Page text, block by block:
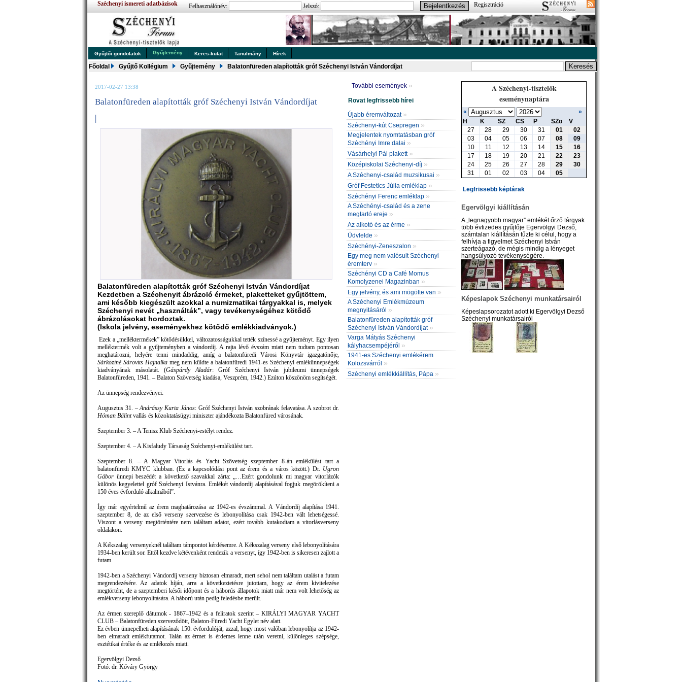
Széchenyi ismereti adatbázisok Felhasználónév: Jelszó: Regisztráció
Gyűjtői gondolatok Gyűjtemény Keres-kutat Tanulmány Hírek
Főoldal Gyűjtő Kollégium Gyűjtemény Balatonfüreden alapították gróf Széchenyi István Vándordíjat
2017-02-27 13:38
Balatonfüreden alapították gróf Széchenyi István Vándordíjat
|
Balatonfüreden alapították gróf Széchenyi István Vándordíjat
Kezdetben a Széchenyit ábrázoló érmeket, plaketteket gyűjtöttem,
ami később kiegészült azokkal a numizmatikai tárgyakkal is, melyek
Széchenyi nevét „használták”, vagy tevékenységéhez kötődő
ábrázolásokat hordoztak.
(Iskola jelvény, eseményekhez kötődő emlékkiadványok.)
Ezek a „melléktermékek” kötődésükkel, változatosságukkal tették színessé a gyűjteményt. Egy ilyen
melléktermék volt a gyűjteményben a vándordíj. A rajta lévő évszám miatt nem tudtam pontosan
meghatározni, helyére tenni mindaddig, amíg a balatonfüredi Városi Könyvtár igazgatónője,
Sárköziné Sárovits Hajnalka meg nem küldte a balatonfüredi 1941-es Széchenyi emlékünnepségek
kiadványának másolatát. (Gáspárdy Aladár: Gróf Széchenyi István jubileumi ünnepségek
Balatonfüreden, 1941. – Balaton Szövetség kiadása, Veszprém, 1942.) Ezúton köszönöm segítségét.
Az ünnepség rendezvényei:
Augusztus 31. –Andrássy Kurta János: Gróf Széchenyi István szobrának felavatása. A szobrot dr.
Hóman Bálintvallás és közoktatásügyi miniszter ajándékozta Balatonfüred városának.
Szeptember 3. – A Tenisz Klub Széchenyi-estélyt rendez.
Szeptember 4. – A Kisfaludy Társaság Széchenyi-emlékülést tart.
Szeptember 8. – A Magyar Vitorlás és Yacht Szövetség szeptember 8-án emlékülést tart a
balatonfüredi KMYC klubban. (Ez a kapcsolódási pont az érem és a város között.) Dr. Ugron
Gábor ünnepi beszédét a következő szavakkal zárta: „…Ezért gondolunk mi magyar vitorlázók
különös kegyelettel gróf Széchenyi Istvánra. Emlékét vándordíj alapításával fogjuk megörökíteni a
150 éves évforduló alkalmából”.
Így már egyértelmű az érem maghatározása az 1942-es évszámmal. A Vándordíj alapítása 1941.
szeptember 8, de az első verseny szervezése és lebonyolítása csak 1942-ben vált lehetségessé.
Viszont a verseny megtörténtére nem találtam adatot, ezért tovább kutakodtam a vitorlásverseny
oldalakon.
A Kékszalag versenyeknél találtam támpontot kérdésemre. A Kékszalag verseny első lebonyolítására
1934-ben került sor. Ettől kezdve kétévenként rendezik a versenyt, így 1942-ben is sikeresen zajlott a
futam.
1942-ben a Széchenyi Vándordíj verseny biztosan elmaradt, mert sehol nem találtam utalást a futam
megrendezésére. Az adatok híján, arra a következtetésre jutottam, hogy az érem kivitelezése
megtörtént, de a szeptemberi késői időpont és a háborús állapotok miatt már nem volt lehetőség az
emlékverseny lebonyolítására. A háború után pedig feledésbe merült.
Az érmen szereplő dátumok - 1867–1942 és a feliratok szerint – KIRÁLYI MAGYAR YACHT
CLUB – Balatonfüreden szerveződött, Balaton-Füredi Yacht Egylet név alatt.
Ez évben ünnepelheti alapításának 150. évfordulóját, azzal, hogy most valóban lebonyolítja az 1942-
ben elmaradt emlékfutamot. Talán az érmet is érdemes lenne után veretni, különleges szépsége,
esztétikai értéke és az emlékezés miatt.
Egervölgyi Dezső
Fotó: dr. Kőváry György
További események »
Rovat legfrissebb hírei
Újabb éremváltozat »
Széchenyi-kút Csepregen »
Megjelentek nyomtatásban gróf
Széchényi Imre dalai »
Vásárhelyi Pál plakett »
Középiskolai Széchenyi-díj »
A Széchenyi-család muzsikusai »
Gróf Festetics Júlia emléklap »
Széchényi Ferenc emléklap »
A Széchényi-család és a zene
megtartó ereje »
Az alkotó és az érme »
Üdvlelde »
Széchényi-Zeneszalon »
Egy meg nem valósult Széchenyi
éremterv »
Széchényi CD a Café Momus
Komolyzenei Magazinban »
Egy jelvény, és ami mögötte van »
A Széchenyi Emlékmúzeum
megnyitásáról »
Balatonfüreden alapították gróf
Széchenyi István Vándordíjat »
Varga Mátyás Széchenyi
kályhacsempéjéről »
1941-es Széchenyi emlékérem
Kolozsvárról »
Széchenyi emlékkiállítás, Pápa »
A Széchenyi-tisztelők
eseménynaptára
«
»
H
K SZ CS P SZo
V
27
28 29 30 31 01
02
03
04 05 06 07 08
09
10
11 12 13 14 15
16
17
18 19 20 21 22
23
24
25 26 27 28 29
30
31
01 02 03 04 05
Legfrissebb képtárak
Egervölgyi kiállításán
A „legnagyobb magyar” emlékét őrző tárgyak
több évtizedes gyűjtője Egervölgyi Dezső,
számtalan kiállításán tűzte ki célul, hogy a
felhívja a figyelmet Széchenyi István
szerteágazó, de mégis mindig a lényeget
hangsúlyozó tevékenységére.
Képeslapok Széchenyi munkatársairól
Képeslapsorozatot adott ki Egervölgyi Dezső
Széchenyi munkatársairól